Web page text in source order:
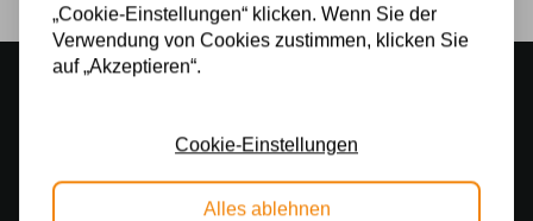
Stimmungsvoller Showroom
Kostenloser Versand
Kostenloser Versand in Deutschland ab 99 €
„Cookie-Einstellungen“ klicken. Wenn Sie der
Verwendung von Cookies zustimmen, klicken Sie
auf „Akzeptieren“.
Cookie-Einstellungen
Alles ablehnen